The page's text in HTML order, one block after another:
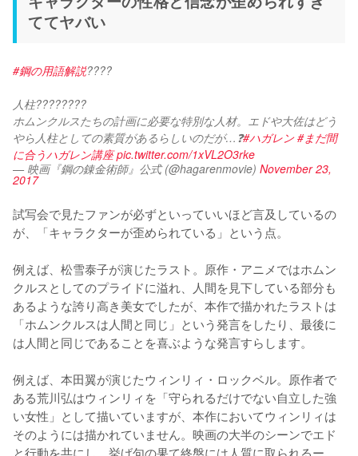
ててヤバい
#鋼の用語解説????
人柱????????
ホムンクルスたちの計画に必要な特別な人材。エドや大佐はどう
やら人柱としての素質があるらしいのだが…❓#ハガレン #まだ間
に合うハガレン講座 pic.twitter.com/1xVL2O3rke
— 映画『鋼の錬金術師』公式 (@hagarenmovie) November 23,
2017
試写会で見たファンが必ずといっていいほど言及しているの
が、「キャラクターが歪められている」という点。
例えば、松雪泰子が演じたラスト。原作・アニメではホムン
クルスとしてのプライドに溢れ、人間を見下している部分も
あるような誇り高き美女でしたが、本作で描かれたラストは
「ホムンクルスは人間と同じ」という発言をしたり、最後に
は人間と同じであることを喜ぶような発言すらします。
例えば、本田翼が演じたウィンリィ・ロックベル。原作者で
ある荒川弘はウィンリィを「守られるだけでない自立した強
い女性」として描いていますが、本作においてウィンリィは
そのようには描かれていません。映画の大半のシーンでエド
と行動を共にし、挙げ句の果て終盤には人質に取られるー